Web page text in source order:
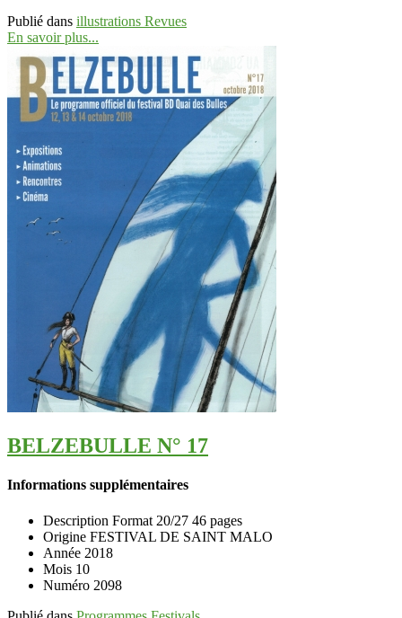
Publié dans illustrations Revues
En savoir plus...
BELZEBULLE N° 17
Informations supplémentaires
Description Format 20/27 46 pages
Origine FESTIVAL DE SAINT MALO
Année 2018
Mois 10
Numéro 2098